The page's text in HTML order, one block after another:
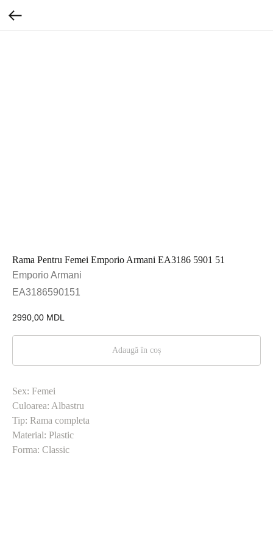
Rama Pentru Femei Emporio Armani EA3186 5901 51
Emporio Armani
EA3186590151
2990,00 MDL
Adaugă în coș
Sex: Femei
Culoarea: Albastru
Tip: Rama completa
Material: Plastic
Forma: Classic